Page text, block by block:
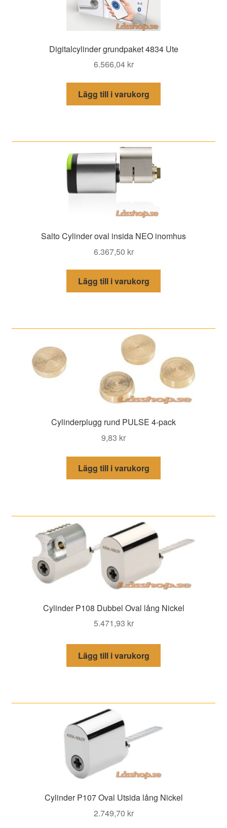
Digitalcylinder grundpaket 4834 Ute
6.566,04 kr
Lägg till i varukorg
Salto Cylinder oval insida NEO inomhus
6.367,50 kr
Lägg till i varukorg
Cylinderplugg rund PULSE 4-pack
9,83 kr
Lägg till i varukorg
Cylinder P108 Dubbel Oval lång Nickel
5.471,93 kr
Lägg till i varukorg
Cylinder P107 Oval Utsida lång Nickel
2.749,70 kr